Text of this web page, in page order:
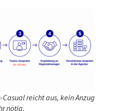
Casual reicht aus, kein Anzug
nötig.